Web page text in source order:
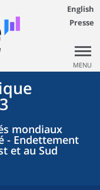
English
Presse
MENU
mondiaux
- Endettement
et au Sud